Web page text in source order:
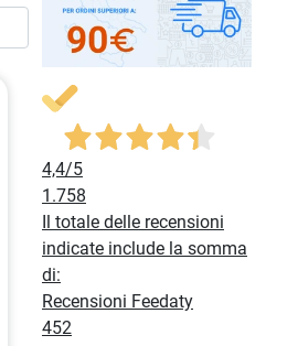
4,4/5
1.758
Il totale delle recensioni
indicate include la somma
di:
Recensioni Feedaty
452